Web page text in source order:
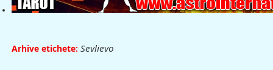
Arhive etichete: Sevlievo